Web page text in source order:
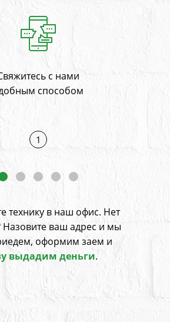
с нами
способом
1
технику в наш офис. Нет
ваш адрес и мы
оформим заем и
выдадим деньги.